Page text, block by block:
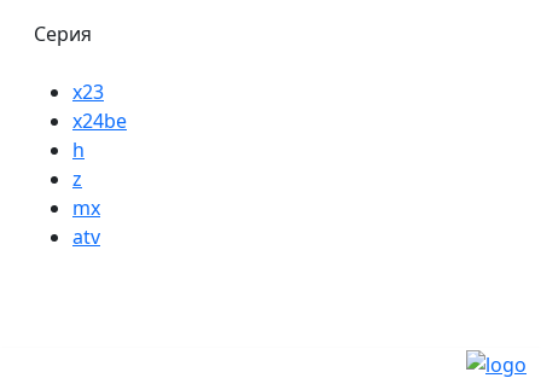
Серия
x23
x24be
h
z
mx
atv